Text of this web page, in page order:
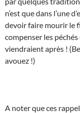
n’est que dans l’une
devoir faire mourir le
compenser les
viendraient après !
avouez !)
A noter que ces